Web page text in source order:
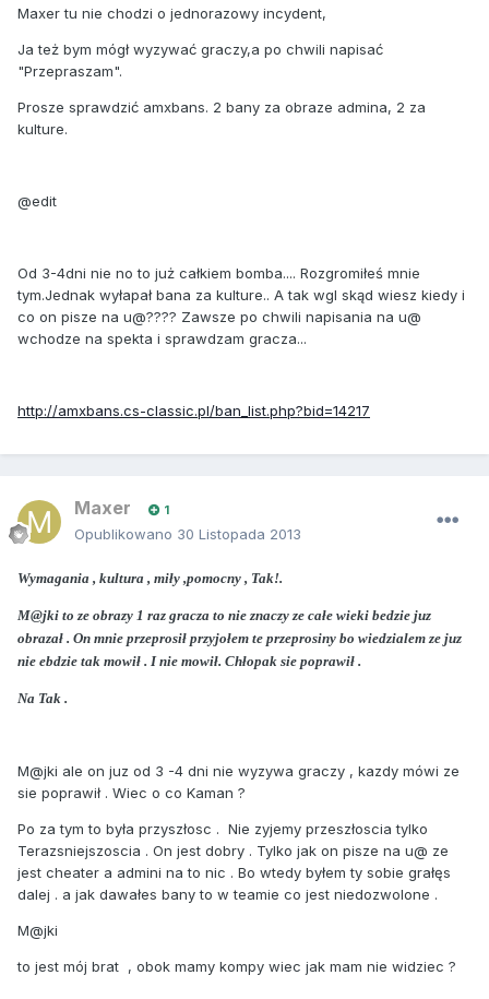
Maxer tu nie chodzi o jednorazowy incydent,
Ja też bym mógł wyzywać graczy,a po chwili napisać
"Przepraszam".
Prosze sprawdzić amxbans. 2 bany za obraze admina, 2 za
kulture.
@edit
Od 3-4dni nie no to już całkiem bomba.... Rozgromiłeś mnie
tym.Jednak wyłapał bana za kulture.. A tak wgl skąd wiesz kiedy i
co on pisze na u@???? Zawsze po chwili napisania na u@
wchodze na spekta i sprawdzam gracza...
http://amxbans.cs-classic.pl/ban_list.php?bid=14217
Maxer 1
Opublikowano 30 Listopada 2013
Wymagania , kultura , miły ,pomocny , Tak!.
M@jki to ze obrazy 1 raz gracza to nie znaczy ze całe wieki bedzie juz
obrazał . On mnie przeprosił przyjołem te przeprosiny bo wiedzialem ze juz
nie ebdzie tak mowił . I nie mowił. Chłopak sie poprawił .
Na Tak .
M@jki ale on juz od 3 -4 dni nie wyzywa graczy , kazdy mówi ze
sie poprawił . Wiec o co Kaman ?
Po za tym to była przyszłosc . Nie zyjemy przeszłoscia tylko
Terazsniejszoscia . On jest dobry . Tylko jak on pisze na u@ ze
jest cheater a admini na to nic . Bo wtedy byłem ty sobie grałęs
dalej . a jak dawałes bany to w teamie co jest niedozwolone .
M@jki
to jest mój brat , obok mamy kompy wiec jak mam nie widziec ?